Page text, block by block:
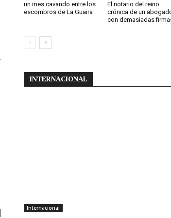
un mes cavando entre los
escombros de La Guaira
El notario del reino:
crónica de un
con demasiadas
INTERNACIONAL
Internacional